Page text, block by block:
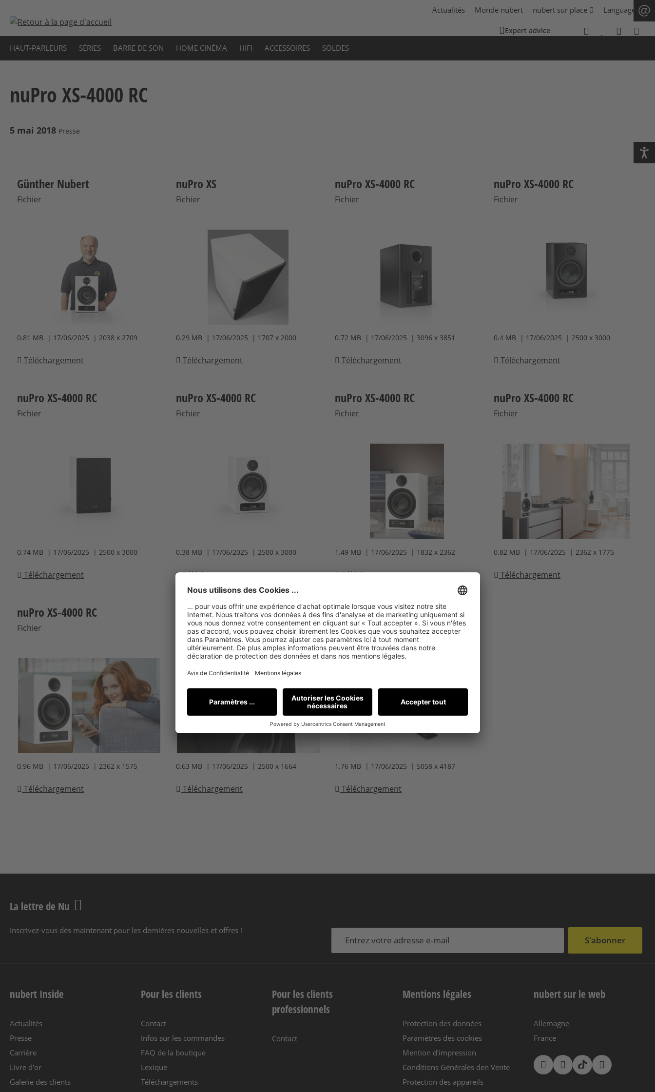
Actualités Monde nubert nubert sur place Language
Expert advice
HAUT-PARLEURS SÉRIES BARRE DE SON HOME CINÉMA HIFI ACCESSOIRES SOLDES
nuPro XS-4000 RC
5 mai 2018 Presse
Günther Nubert
Fichier
0.81 MB | 17/06/2025 | 2038 x 2709
Téléchargement
nuPro XS
Fichier
0.29 MB | 17/06/2025 | 1707 x 2000
Téléchargement
nuPro XS-4000 RC
Fichier
0.72 MB | 17/06/2025 | 3096 x 3851
Téléchargement
nuPro XS-4000 RC
Fichier
0.4 MB | 17/06/2025 | 2500 x 3000
Téléchargement
nuPro XS-4000 RC
Fichier
0.74 MB | 17/06/2025 | 2500 x 3000
Téléchargement
nuPro XS-4000 RC
Fichier
0.38 MB | 17/06/2025 | 2500 x 3000
Téléchargement
nuPro XS-4000 RC
Fichier
1.49 MB | 17/06/2025 | 1832 x 2362
Téléchargement
nuPro XS-4000 RC
Fichier
0.82 MB | 17/06/2025 | 2362 x 1775
Téléchargement
nuPro XS-4000 RC
Fichier
0.96 MB | 17/06/2025 | 2362 x 1575
Téléchargement
nuPro XS Détails
Fichier
0.63 MB | 17/06/2025 | 2500 x 1664
Téléchargement
nuPro XS Serie
Fichier
1.76 MB | 17/06/2025 | 5058 x 4187
Téléchargement
La lettre de Nu
Inscrivez-vous dès maintenant pour les dernières nouvelles et offres !
S'abonner
nubert Inside
Actualités
Presse
Carrière
Livre d'or
Galerie des clients
Pour les clients
Contact
Infos sur les commandes
FAQ de la boutique
Lexique
Téléchargements
Pour les clients
professionnels
Contact
Mentions légales
Protection des données
Paramètres des cookies
Mention d'impression
Conditions Générales den Vente
Protection des appareils
nubert sur le web
Allemagne
France